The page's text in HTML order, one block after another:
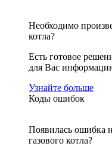
Необходимо
котла?
Есть готовое
для Вас
Узнайте больше
Коды ошибок
Появилась ошибка
газового котла?